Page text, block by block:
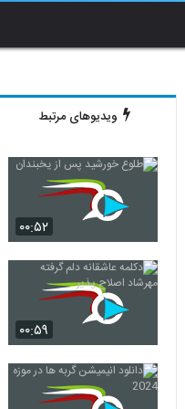
ویدیوهای مرتبط
۰۰:۵۲
۰۰:۵۹